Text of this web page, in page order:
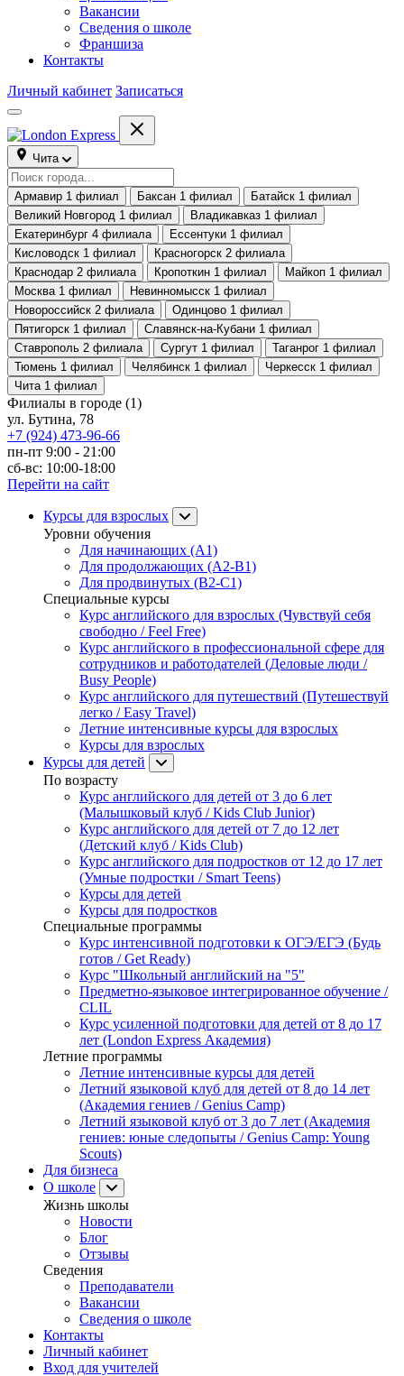
Вакансии
Сведения о школе
Франшиза
Контакты
Личный кабинет Записаться
Чита
Армавир 1 филиал Баксан 1 филиал Батайск 1 филиал
Великий Новгород 1 филиал Владикавказ 1 филиал
Екатеринбург 4 филиала Ессентуки 1 филиал
Кисловодск 1 филиал Красногорск 2 филиала
Краснодар 2 филиала Кропоткин 1 филиал Майкоп 1 филиал
Москва 1 филиал Невинномысск 1 филиал
Новороссийск 2 филиала Одинцово 1 филиал
Пятигорск 1 филиал Славянск-на-Кубани 1 филиал
Ставрополь 2 филиала Сургут 1 филиал Таганрог 1 филиал
Тюмень 1 филиал Челябинск 1 филиал Черкесск 1 филиал
Чита 1 филиал
Филиалы в городе (1)
ул. Бутина, 78
+7 (924) 473-96-66
пн-пт 9:00 - 21:00
сб-вс: 10:00-18:00
Перейти на сайт
Курсы для взрослых
Уровни обучения
Для начинающих (A1)
Для продолжающих (A2-B1)
Для продвинутых (B2-C1)
Специальные курсы
Курс английского для взрослых (Чувствуй себя
свободно / Feel Free)
Курс английского в профессиональной сфере для
сотрудников и работодателей (Деловые люди /
Busy People)
Курс английского для путешествий (Путешествуй
легко / Easy Travel)
Летние интенсивные курсы для взрослых
Курсы для взрослых
Курсы для детей
По возрасту
Курс английского для детей от 3 до 6 лет
(Малышковый клуб / Kids Club Junior)
Курс английского для детей от 7 до 12 лет
(Детский клуб / Kids Club)
Курс английского для подростков от 12 до 17 лет
(Умные подростки / Smart Teens)
Курсы для детей
Курсы для подростков
Специальные программы
Курс интенсивной подготовки к ОГЭ/ЕГЭ (Будь
готов / Get Ready)
Курс "Школьный английский на "5"
Предметно-языковое интегрированное обучение /
CLIL
Курс усиленной подготовки для детей от 8 до 17
лет (London Express Академия)
Летние программы
Летние интенсивные курсы для детей
Летний языковой клуб для детей от 8 до 14 лет
(Академия гениев / Genius Camp)
Летний языковой клуб от 3 до 7 лет (Академия
гениев: юные следопыты / Genius Camp: Young
Scouts)
Для бизнеса
О школе
Жизнь школы
Новости
Блог
Отзывы
Сведения
Преподаватели
Вакансии
Сведения о школе
Контакты
Личный кабинет
Вход для учителей